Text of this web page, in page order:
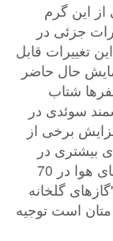
این گرم
جزئی در
تغییرات قابل
حال حاضر
شتاب
سوئدی در
برخی از
بیشتری در
اتمسفر میگردد. افزایش نگران کننده دمای هوا در 70
گلخانه
متان است توجیه